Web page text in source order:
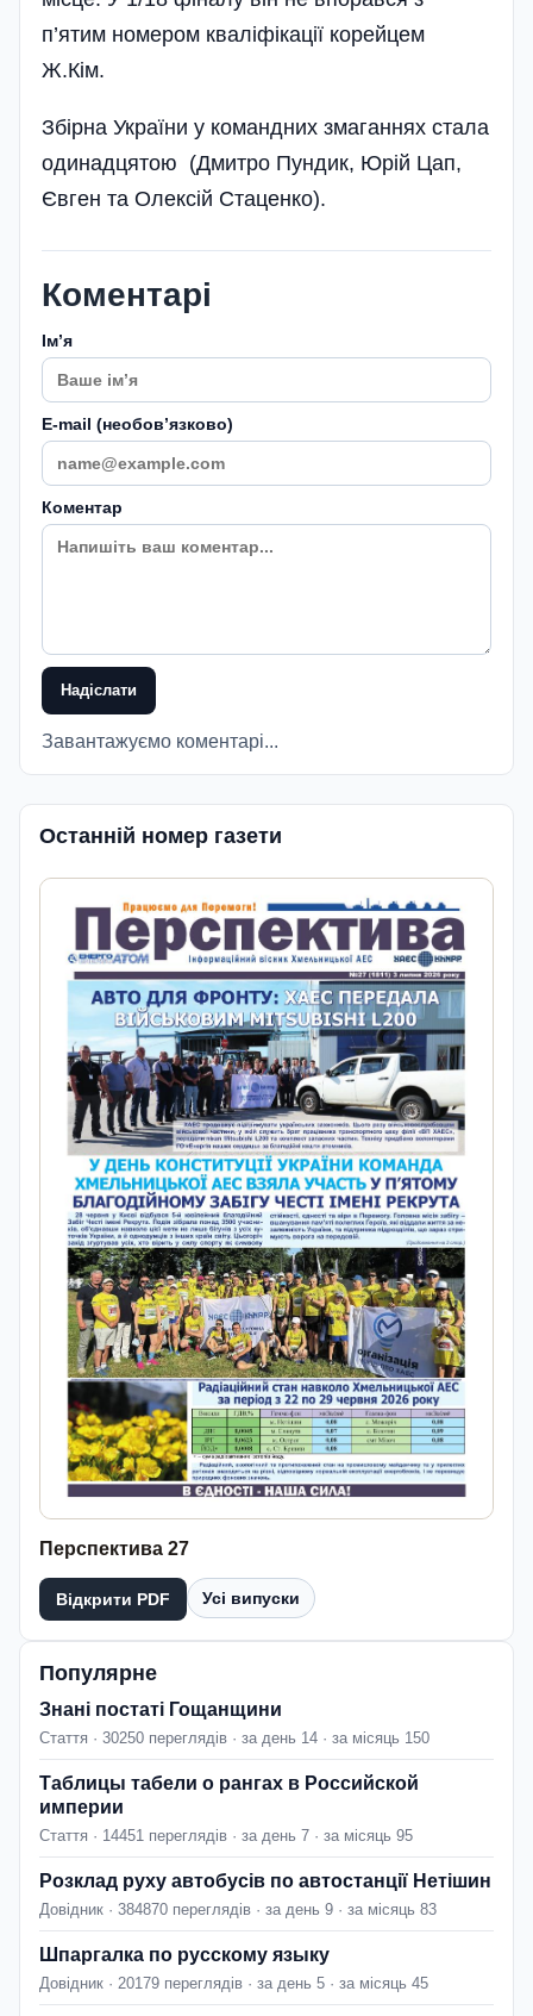
п’ятим номером кваліфікації корейцем
Ж.Кім.
Збірна України у командних змаганнях стала
одинадцятою (Дмитро Пундик, Юрій Цап,
Євген та Олексій Стаценко).
Коментарі
Імʼя
E-mail (необовʼязково)
Коментар
Надіслати
Завантажуємо коментарі...
Останній номер газети
Перспектива 27
Відкрити PDF Усі випуски
Популярне
Знані постаті Гощанщини
Стаття · 30250 переглядів · за день 14 · за місяць 150
Таблицы табели о рангах в Российской
империи
Стаття · 14451 переглядів · за день 7 · за місяць 95
Розклад руху автобусів по автостанції Нетішин
Довідник · 384870 переглядів · за день 9 · за місяць 83
Шпаргалка по русскому языку
Довідник · 20179 переглядів · за день 5 · за місяць 45